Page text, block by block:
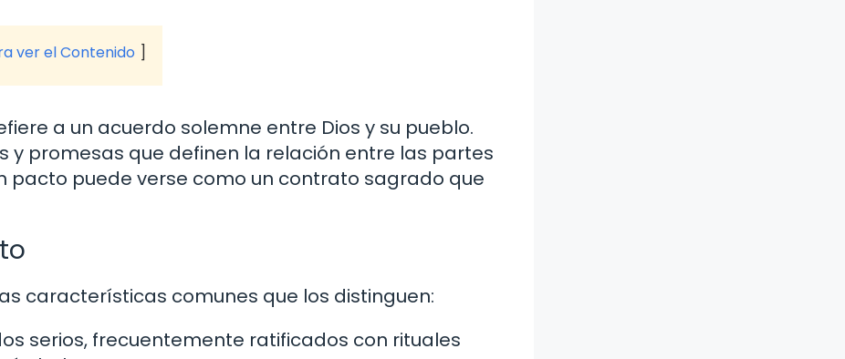
ver el Contenido
a un acuerdo solemne entre Dios y su pueblo.
y promesas que definen la relación entre las partes
pacto puede verse como un contrato sagrado que
características comunes que los distinguen:
serios, frecuentemente ratificados con rituales